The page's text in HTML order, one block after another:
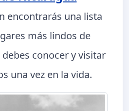
encontrarás una lista
más lindos de
conocer y visitar
una vez en la vida.